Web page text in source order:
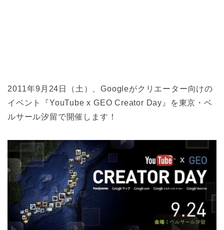
2011年9月24日（土）、Googleがクリエーター向けの
イベント『YouTube x GEO Creator Day』を東京・ベ
ルサール汐留で開催します！